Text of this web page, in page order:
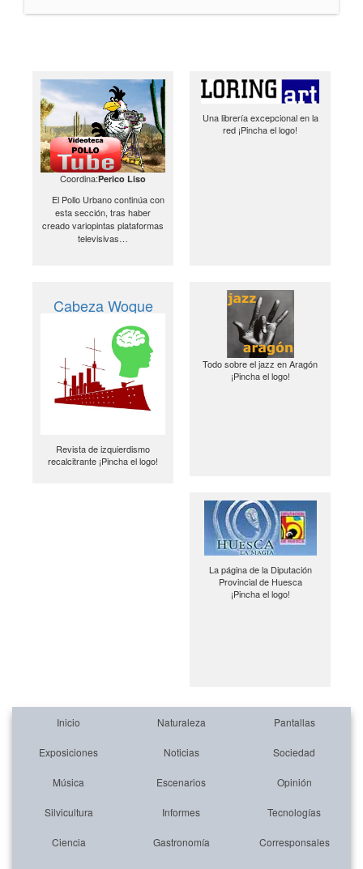
Coordina:Perico Liso
El Pollo Urbano continúa con
esta sección, tras haber
creado variopintas plataformas
televisivas…
Una librería excepcional en la
red ¡Pincha el logo!
Cabeza Woque
Revista de izquierdismo
recalcitrante ¡Pincha el logo!
Todo sobre el jazz en Aragón
¡Pincha el logo!
La página de la Diputación
Provincial de Huesca
¡Pincha el logo!
Inicio Naturaleza Pantallas
Exposiciones Noticias Sociedad
Música Escenarios Opinión
Silvicultura Informes Tecnologías
Ciencia Gastronomía Corresponsales